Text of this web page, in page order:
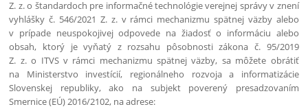
Z. z. o štandardoch pre informačné technológie verejnej správy v znení
vyhlášky č. 546/2021 Z. z. v rámci mechanizmu spätnej väzby alebo
v prípade neuspokojivej odpovede na žiadosť o informáciu alebo
obsah, ktorý je vyňatý z rozsahu pôsobnosti zákona č. 95/2019
Z. z. o ITVS v rámci mechanizmu spätnej väzby, sa môžete obrátiť
na Ministerstvo investícií, regionálneho rozvoja a informatizácie
Slovenskej republiky, ako na subjekt poverený presadzovaním
Smernice (EÚ) 2016/2102, na adrese: